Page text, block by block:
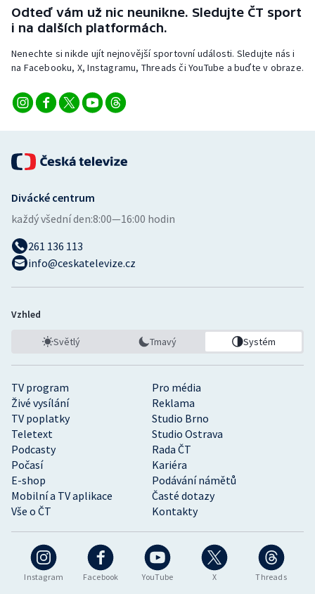
Triatlon
Vodní slalom
Volejbal
Odteď vám už nic neunikne. Sledujte ČT sport
i na dalších platformách.
Nenechte si nikde ujít nejnovější sportovní události. Sledujte nás i
na Facebooku, X, Instagramu, Threads či YouTube a buďte v obraze.
Instagram Facebook YouTube X Threads
TV program
Pro média
Živé vysílání
Reklama
TV poplatky
Studio Brno
Teletext
Studio Ostrava
Podcasty
Rada ČT
Počasí
Kariéra
E-shop
Podávání námětů
Mobilní a TV aplikace
Časté dotazy
Vše o ČT
Kontakty
Divácké centrum
každý všední den:8:00—16:00 hodin
261 136 113
info@ceskatelevize.cz
Vzhled
Světlý Tmavý Systém